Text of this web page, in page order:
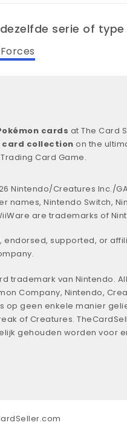
serie of type
cards at The Card
card collection on the
Card Game.
Nintendo/Creatures Inc./
names, Nintendo Switch,
are trademarks of
endorsed, supported, or
trademark van Nintendo.
Company, Nintendo,
op geen enkele manier
of Creatures.
gehouden worden voor